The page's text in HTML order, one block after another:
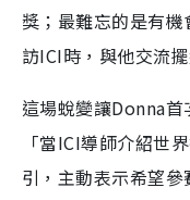
獎；最難忘的是有
訪ICI時，與他交流
這場蛻變讓Donna首
「當ICI導師介紹世
引，主動表示希望